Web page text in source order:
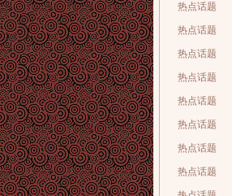
热点话题
热点话题
热点话题
热点话题
热点话题
热点话题
热点话题
热点话题